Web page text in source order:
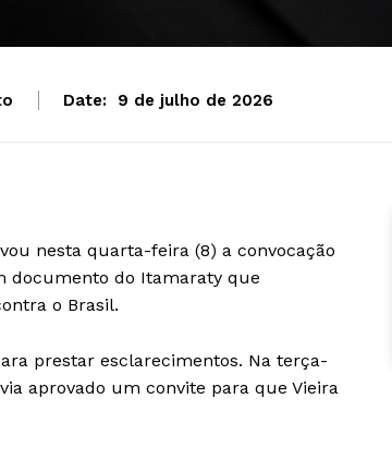
Date: 9 de julho de 2026
nesta quarta-feira (8) a convocação
documento do Itamaraty que
o Brasil.
prestar esclarecimentos. Na terça-
aprovado um convite para que Vieira